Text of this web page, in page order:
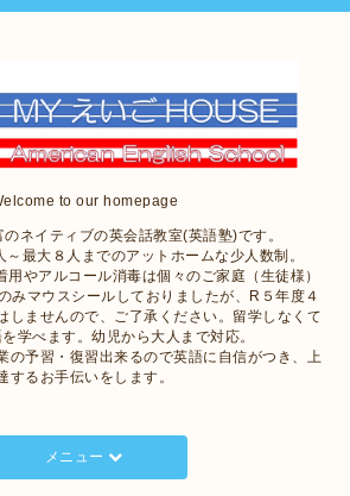
to our homepage
ネイティブの英会話教室(英語塾)です。
～最大８人までのアットホームな少人数制。
用やアルコール消毒は個々のご家庭（生徒様）
みマウスシールしておりましたが、R５年度４
しませんので、ご了承ください。留学しなくて
学べます。幼児から大人まで対応。
の予習・復習出来るので英語に自信がつき、上
するお手伝いをします。
メニュー